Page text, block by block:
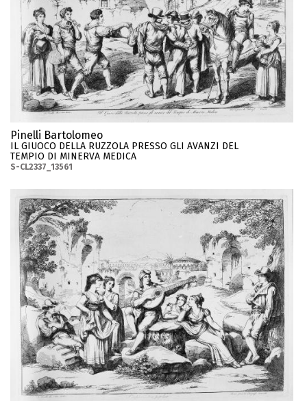
Pinelli Bartolomeo
IL GIUOCO DELLA RUZZOLA PRESSO GLI AVANZI DEL
TEMPIO DI MINERVA MEDICA
S-CL2337_13561